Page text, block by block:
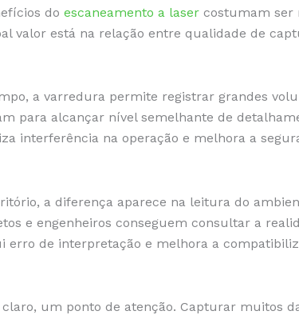
do escaneamento a lasercostumam ser
valor está na relação entre qualidade de
a varredura permite registrar grandes
para alcançar nível semelhante de
interferência na operação e melhora a
a diferença aparece na leitura do
e engenheiros conseguem consultar a
erro de interpretação e melhora a
claro, um ponto de atenção. Capturar muitos